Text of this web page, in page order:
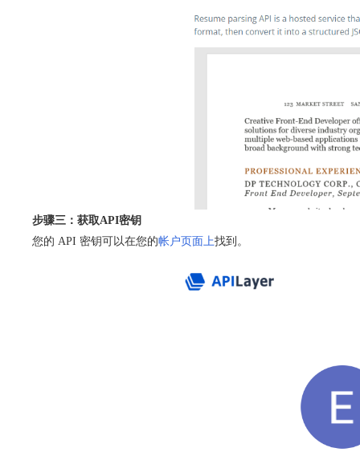
步骤三：获取API密钥
您的 API 密钥可以在您的帐户页面上找到。